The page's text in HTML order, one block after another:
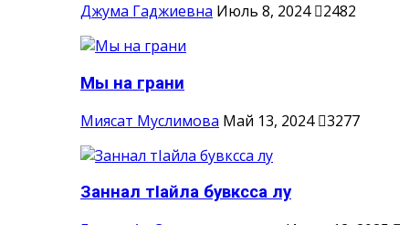
Джума Гаджиевна Июль 8, 2024 2482
Мы на грани
Миясат Муслимова Май 13, 2024 3277
Заннал тIайла бувксса лу